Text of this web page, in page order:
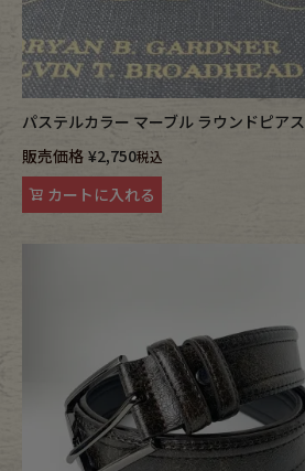
パステルカラー マーブル ラウンドピアス
販売価格 ¥2,750税込
カートに入れる